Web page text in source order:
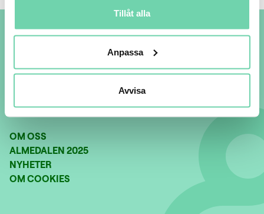
Tillåt alla
Anpassa
Avvisa
OM OSS
ALMEDALEN 2025
NYHETER
OM COOKIES